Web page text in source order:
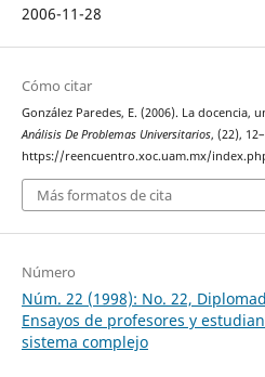
2006-11-28
Cómo citar
González Paredes, E. (2006). La docencia,
Análisis De Problemas Universitarios, (22),
https://reencuentro.xoc.uam.mx/
Más formatos de cita
Número
Núm. 22 (1998): No. 22,
Ensayos de profesores y
sistema complejo